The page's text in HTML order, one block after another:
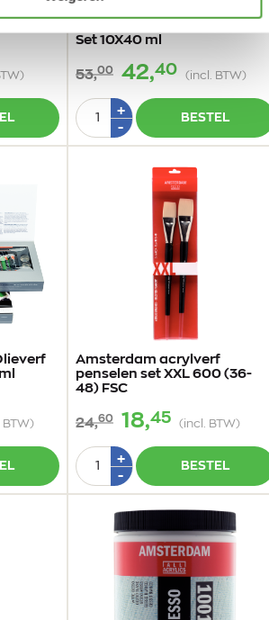
Set 10X40 ml
53,00 42,40 (incl. BTW)
Aantal
+Plus
-Min
1
BESTEL
BTW)
Amsterdam acrylverf
penselen set XXL 600 (36-
48) FSC
24,60 18,45 (incl. BTW)
Aantal
+Plus
-Min
1
BESTEL